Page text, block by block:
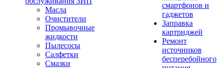
Масла
Очистители
Промывочные
жидкости
Пылесосы
Салфетки
Смазки
смартфонов и
гаджетов
Заправка
картриджей
Ремонт
источников
бесперебойного